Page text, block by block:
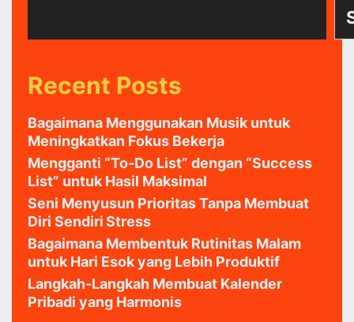
Recent Posts
Bagaimana Menggunakan Musik untuk
Meningkatkan Fokus Bekerja
Mengganti “To-Do List” dengan “Success
List” untuk Hasil Maksimal
Seni Menyusun Prioritas Tanpa Membuat
Diri Sendiri Stress
Bagaimana Membentuk Rutinitas Malam
untuk Hari Esok yang Lebih Produktif
Langkah-Langkah Membuat Kalender
Pribadi yang Harmonis